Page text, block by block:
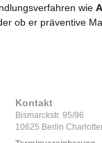
wie
ob er präventive
Kontakt
Bismarckstr. 95/96
10625 Berlin